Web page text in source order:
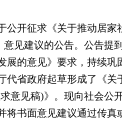
开征求《关于推动居家
见建议的公告。公告提
的意见》要求，持续巩
代省政府起草形成了《关
意见稿)》。现向社会公
将书面意见建议通过传真